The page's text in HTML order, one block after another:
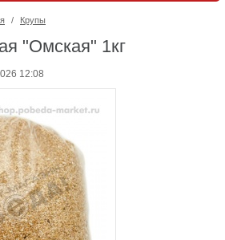
/ Крупы
"Омская" 1кг
12:08